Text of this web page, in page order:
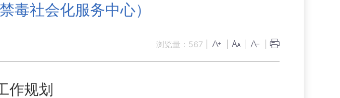
毒社会化服务中心）
浏览量： 567
作规划